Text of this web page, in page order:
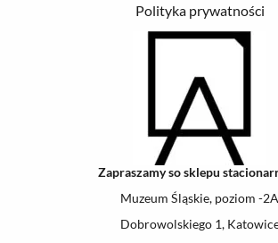
Polityka prywatności
Zapraszamy so sklepu
Muzeum Śląskie, poziom -2A
Dobrowolskiego 1,